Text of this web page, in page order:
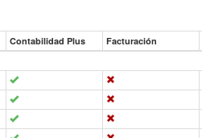
Contabilidad Plus Facturación